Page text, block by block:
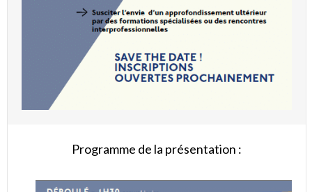
Programme de la présentation :